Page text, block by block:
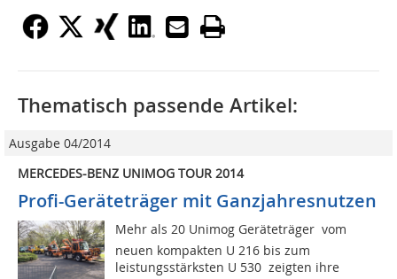
Thematisch passende Artikel:
Ausgabe 04/2014
MERCEDES-BENZ UNIMOG TOUR 2014
Profi-Geräteträger mit Ganzjahresnutzen
Mehr als 20 Unimog Geräteträger  vom
neuen kompakten U 216 bis zum
leistungsstärksten U 530  zeigten ihre